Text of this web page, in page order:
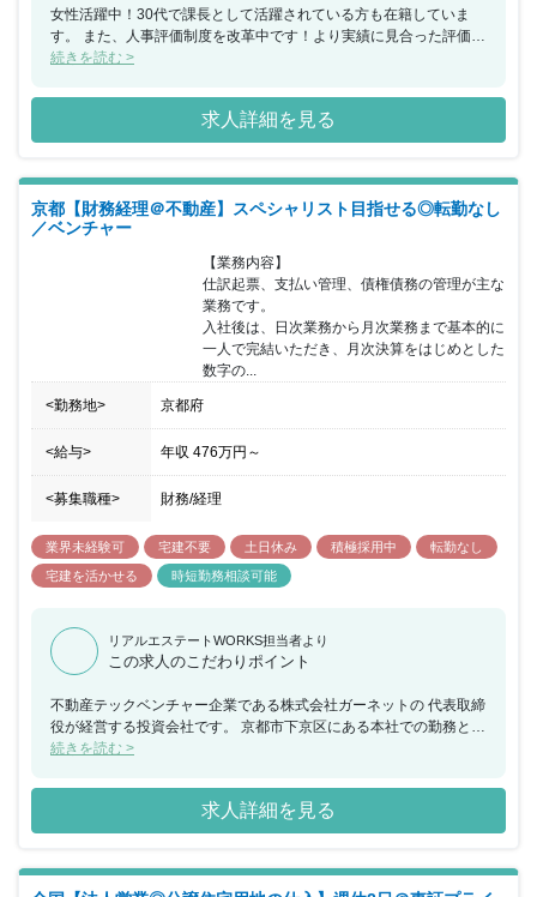
女性活躍中！30代で課長として活躍されている方も在籍していま
す。 また、人事評価制度を改革中です！より実績に見合った評価制
度を企画しております。
続きを読む >
求人詳細を見る
京都【財務経理＠不動産】スペシャリスト目指せる◎転勤なし
／ベンチャー
【業務内容】
仕訳起票、支払い管理、債権債務の管理が主な
業務です。
入社後は、日次業務から月次業務まで基本的に
一人で完結いただき、月次決算をはじめとした
数字の...
<勤務地> 京都府
<給与> 年収 476万円 ～
<募集職種> 財務/経理
業界未経験可 宅建不要 土日休み 積極採用中
転勤なし
宅建を活かせる
時短勤務相談可能
リアルエステートWORKS担当者より
この求人のこだわりポイント
不動産テックベンチャー企業である株式会社ガーネットの 代表取締
役が経営する投資会社です。 京都市下京区にある本社での勤務とな
りますので、 当該企業の社員と同じフロアで勤務いただきます。
定した経営体制の中で仕事に打ち込みたい方には うってつけの環境
広く、また、様々な業態に出資しているため、 M＆Aの知識を深く
キルアップが 望めるポジションです。 投資先の増加など事業規模
続きを読む >
求人詳細を見る